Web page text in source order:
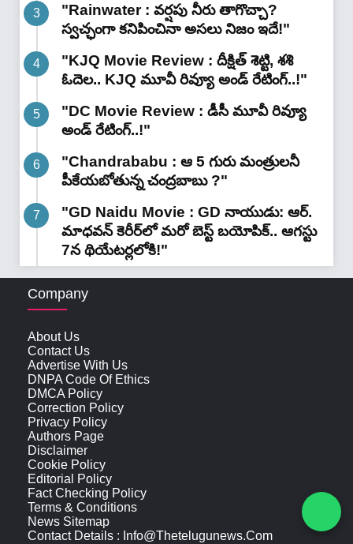
"Rainwater : వర్షపు నీరు తాగొచ్చా?
స్వచ్ఛంగా కనిపించినా అసలు నిజం ఇదే!"
"KJQ Movie Review : దీక్షిత్ శెట్టి, శశి
ఓదెల.. KJQ మూవీ రివ్యూ అండ్ రేటింగ్‌..!"
"DC Movie Review : డీసీ మూవీ రివ్యూ
అండ్ రేటింగ్‌..!"
"Chandrababu : ఆ 5 గురు మంత్రులనీ
పీకేయబోతున్న చంద్రబాబు ?"
"GD Naidu Movie : GD నాయుడు: ఆర్.
మాధవన్‌ కెరీర్‌లో మరో బెస్ట్ బయోపిక్.. ఆగస్టు
7న థియేటర్లలోకి!"
Company
About Us
Contact Us
Advertise With Us
DNPA Code Of Ethics
DMCA Policy
Correction Policy
Privacy Policy
Authors Page
Disclaimer
Cookie Policy
Editorial Policy
Fact Checking Policy
Terms & Conditions
News Sitemap
Contact Details : Info@thetelugunews.com